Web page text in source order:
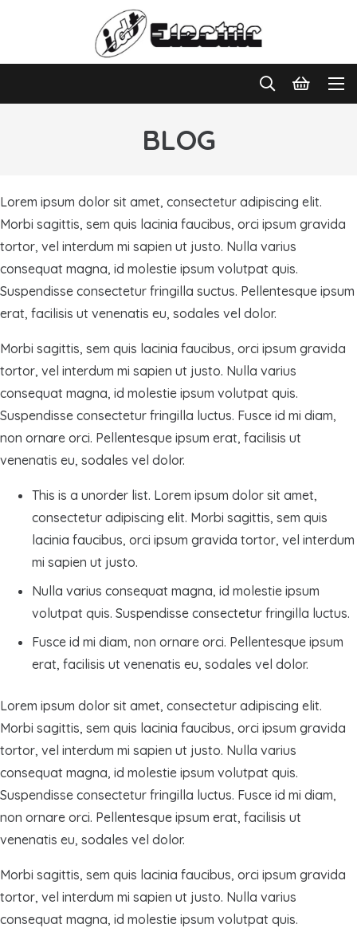
BLOG
Lorem ipsum dolor sit amet, consectetur adipiscing elit.
Morbi sagittis, sem quis lacinia faucibus, orci ipsum gravida
tortor, vel interdum mi sapien ut justo. Nulla varius
consequat magna, id molestie ipsum volutpat quis.
Suspendisse consectetur fringilla suctus. Pellentesque ipsum
erat, facilisis ut venenatis eu, sodales vel dolor.
Morbi sagittis, sem quis lacinia faucibus, orci ipsum gravida
tortor, vel interdum mi sapien ut justo. Nulla varius
consequat magna, id molestie ipsum volutpat quis.
Suspendisse consectetur fringilla luctus. Fusce id mi diam,
non ornare orci. Pellentesque ipsum erat, facilisis ut
venenatis eu, sodales vel dolor.
This is a unorder list. Lorem ipsum dolor sit amet,
consectetur adipiscing elit. Morbi sagittis, sem quis
lacinia faucibus, orci ipsum gravida tortor, vel interdum
mi sapien ut justo.
Nulla varius consequat magna, id molestie ipsum
volutpat quis. Suspendisse consectetur fringilla luctus.
Fusce id mi diam, non ornare orci. Pellentesque ipsum
erat, facilisis ut venenatis eu, sodales vel dolor.
Lorem ipsum dolor sit amet, consectetur adipiscing elit.
Morbi sagittis, sem quis lacinia faucibus, orci ipsum gravida
tortor, vel interdum mi sapien ut justo. Nulla varius
consequat magna, id molestie ipsum volutpat quis.
Suspendisse consectetur fringilla luctus. Fusce id mi diam,
non ornare orci. Pellentesque ipsum erat, facilisis ut
venenatis eu, sodales vel dolor.
Morbi sagittis, sem quis lacinia faucibus, orci ipsum gravida
tortor, vel interdum mi sapien ut justo. Nulla varius
consequat magna, id molestie ipsum volutpat quis.